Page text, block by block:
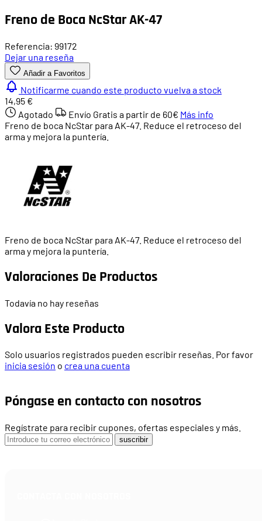
Freno de Boca NcStar AK-47
Referencia: 99172
Dejar una reseña
Añadir a Favoritos
Notificarme cuando este producto vuelva a stock
14,95 €
Agotado
Envío Gratis a partir de 60€ Más info
Freno de boca NcStar para AK-47. Reduce el retroceso del
arma y mejora la puntería.
Freno de boca NcStar para AK-47. Reduce el retroceso del
arma y mejora la puntería.
Valoraciones De Productos
Todavía no hay reseñas
Valora Este Producto
Solo usuarios registrados pueden escribir reseñas. Por favor
inicia sesión o crea una cuenta
Póngase en contacto con nosotros
Regístrate para recibir cupones, ofertas especiales y más.
suscribir